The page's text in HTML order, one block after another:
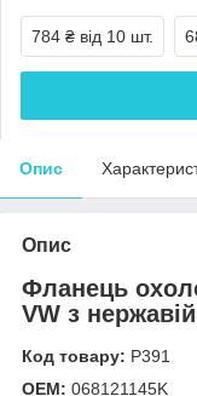
784 ₴ від 10 шт.
Опис
Опис
Фланець
VW з
Код товару: Р391
OEM: 068121145K